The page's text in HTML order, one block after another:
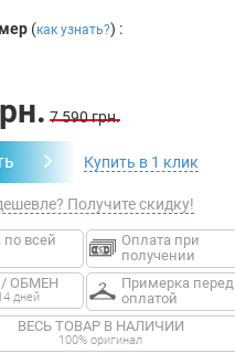
(как узнать?) :
7 590 грн.
Купить в 1 клик
Получите скидку!
по всей
Оплата при
получении
/ ОБМЕН
дней
Примерка перед
оплатой
ВЕСЬ ТОВАР В НАЛИЧИИ
100% оригинал